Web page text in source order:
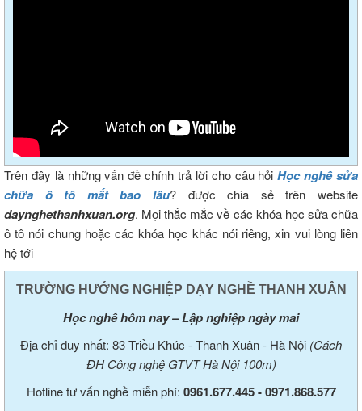
Trên đây là những vấn đề chính trả lời cho câu hỏiHọc nghề sửa
chữa ô tô mất bao lâu? được chia sẻ trên website
daynghethanhxuan.org. Mọi thắc mắc về các khóa học sửa chữa
ô tô nói chung hoặc các khóa học khác nói riêng, xin vui lòng liên
hệ tới
TRƯỜNG HƯỚNG NGHIỆP DẠY NGHỀ THANH XUÂN
Học nghề hôm nay – Lập nghiệp ngày mai
Địa chỉ duy nhất: 83 Triều Khúc - Thanh Xuân - Hà Nội (Cách
ĐH Công nghệ GTVT Hà Nội 100m)
Hotline tư vấn nghề miễn phí: 0961.677.445 -0971.868.577